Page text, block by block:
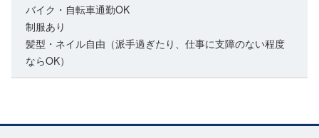
バイク・自転車通勤OK
制服あり
髪型・ネイル自由（派手過ぎたり、仕事に支障のない程度
ならOK）